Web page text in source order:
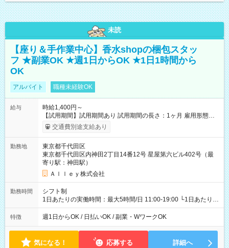
未読
【座り＆手作業中心】香水shopの梱包スタッ
フ ★副業OK ★週1日からOK ★1日1時間から
OK
アルバイト 職種未経験OK
給与
時給1,400円～
【試用期間】試用期間あり 試用期間の長さ：1ヶ月 雇用形態、
給与は本採用時と同じです。
交通費別途支給あり
勤務地
東京都千代田区
東京都千代田区内神田2丁目14番12号 星屋第六ビル402号（最
寄り駅：神田駅）
Ａｌｌｅｙ株式会社
勤務時間
シフト制
1日あたりの実働時間：最大5時間/日 11:00-19:00 └1日あたりの
実働時間：1-5時間 └上記の時間帯内であれば、いつでも勤務可
能！ └平日・土曜日の中で、お好きな曜日でご勤務いただけま
18:00 などのように、自由な働き方が可能なお仕事です！
特徴 週1日からOK / 日払いOK / 副業・WワークOK
気になる！ 応募する 詳細へ